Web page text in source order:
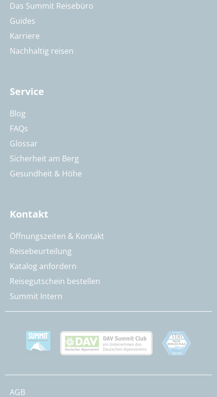
Das Summit Reisebüro
Guides
Karriere
Nachhaltig reisen
Service
Blog
FAQs
Glossar
Sicherheit am Berg
Gesundheit & Höhe
Kontakt
Öffnungszeiten & Kontakt
Reisebeurteilung
Katalog anfordern
Reisegutschein bestellen
Summit Intern
AGB